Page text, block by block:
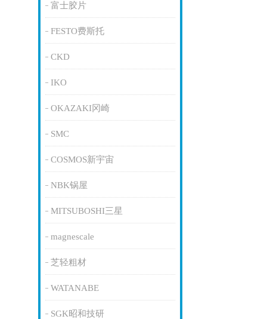
富士胶片
FESTO费斯托
CKD
IKO
OKAZAKI冈崎
SMC
COSMOS新宇宙
NBK锅屋
MITSUBOSHI三星
magnescale
芝轻粗材
WATANABE
SGK昭和技研